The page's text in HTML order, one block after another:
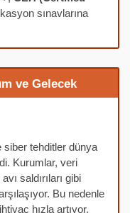
sınavlarına
ve Gelecek
siber tehditler dünya
Kurumlar, veri
saldırıları gibi
Bu nedenle
hızla artıyor.